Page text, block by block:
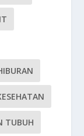
TUBUH